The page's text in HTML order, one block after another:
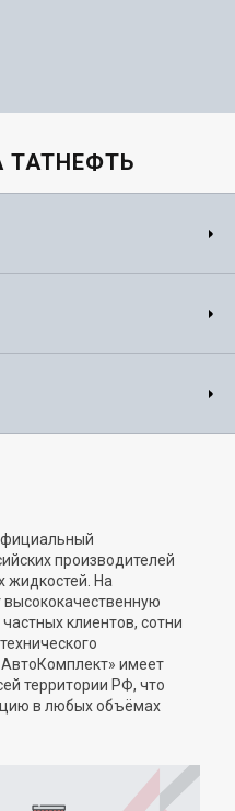
производителей
жидкостей. На
клиентов, сотни
имеет
территории РФ, что
в любых объёмах